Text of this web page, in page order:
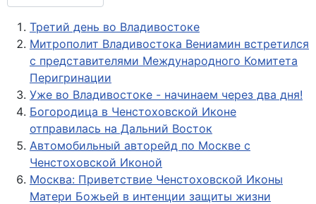
Третий день во Владивостоке
Митрополит Владивостока Вениамин встретился
с представителями Международного Комитета
Перигринации
Уже во Владивостоке - начинаем через два дня!
Богородица в Ченстоховской Иконе
отправилась на Дальний Восток
Автомобильный авторейд по Москве с
Ченстоховской Иконой
Москва: Приветствие Ченстоховской Иконы
Матери Божьей в интенции защиты жизни